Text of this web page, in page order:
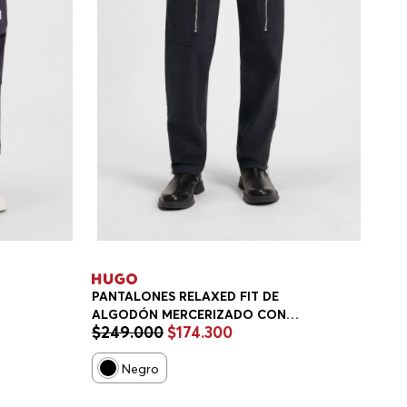
PANTALONES RELAXED FIT DE
ALGODÓN MERCERIZADO CON
MOTIVO DE ESPIGA PANTALONES
CASUALES RELAXED FIT HOMBRE
$249.000 $174.300
Negro